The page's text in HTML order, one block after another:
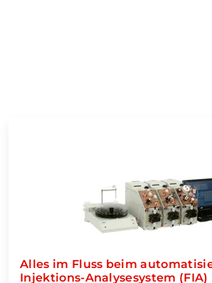
Alles im Fluss beim
Injektions-Analysesystem (FIA)